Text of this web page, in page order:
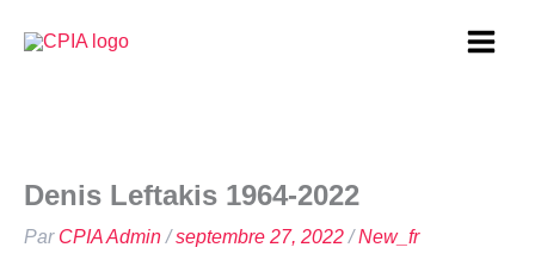
Denis Leftakis 1964-2022
Par CPIA Admin /septembre 27, 2022 /New_fr